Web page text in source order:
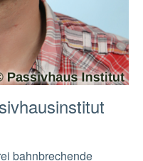
bahnbrechende